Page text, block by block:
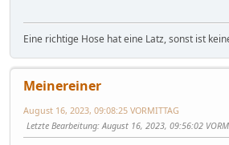
Eine richtige Hose hat eine Latz, sonst ist
Meinereiner
August 16, 2023, 09:08:25 VORMITTAG
Letzte Bearbeitung: August 16, 2023, 09:56:02